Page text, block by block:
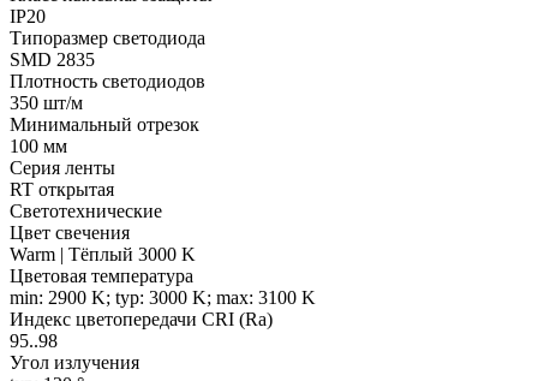
IP20
Типоразмер светодиода
SMD 2835
Плотность светодиодов
350 шт/м
Минимальный отрезок
100 мм
Серия ленты
RT открытая
Светотехнические
Цвет свечения
Warm | Тёплый 3000 K
Цветовая температура
min: 2900 K; typ: 3000 K; max: 3100 K
Индекс цветопередачи CRI (Ra)
95..98
Угол излучения